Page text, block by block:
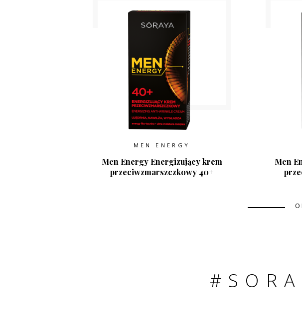
MEN ENERGY
Men Energy Energizujący krem
przeciwzmarszczkowy 40+
Men